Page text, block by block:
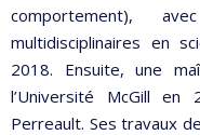
comportement),
multidisciplinaires en
2018. Ensuite, une
l’Université McGill
Perreault. Ses travaux